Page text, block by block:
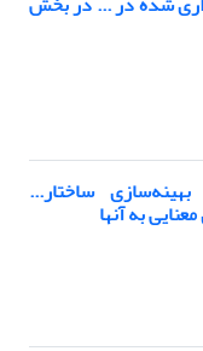
ساختار...
به آنها